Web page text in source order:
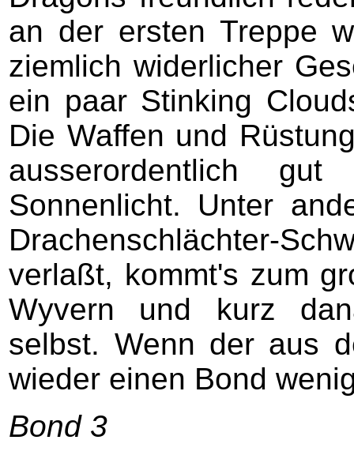
an der ersten Treppe
ziemlich widerlicher
ein paar Stinking
Die Waffen und
ausserordentlich
Sonnenlicht. Unter
Drachenschlächter-
verlaßt, kommt's zum
Wyvern und kurz
selbst. Wenn der aus
wieder einen Bond
Bond 3